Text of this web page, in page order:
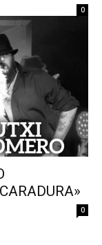
0
0